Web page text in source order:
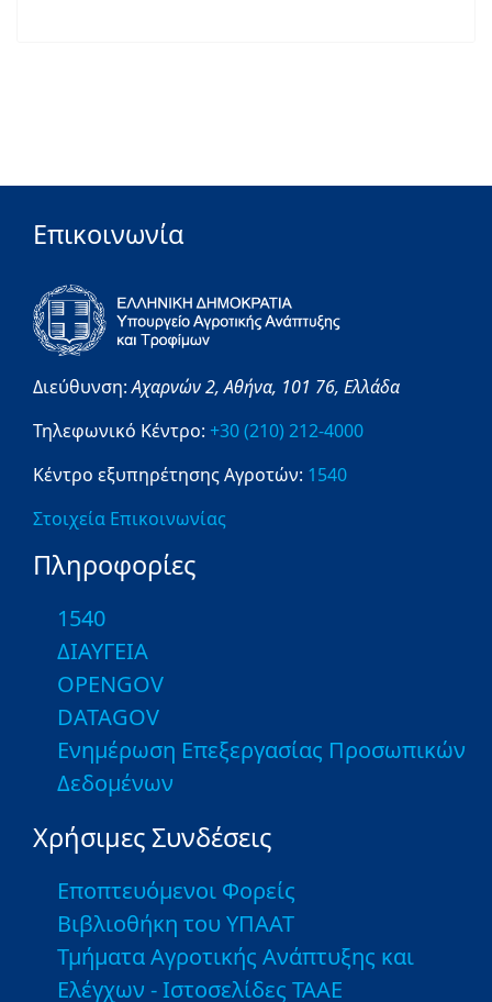
Επικοινωνία
Διεύθυνση:Αχαρνών 2,Αθήνα, 101 76, Ελλάδα
Τηλεφωνικό Κέντρο: +30 (210) 212-4000
Κέντρο εξυπηρέτησης Αγροτών: 1540
Στοιχεία Επικοινωνίας
Πληροφορίες
1540
ΔΙΑΥΓΕΙΑ
OPENGOV
DATAGOV
Ενημέρωση Επεξεργασίας Προσωπικών
Δεδομένων
Χρήσιμες Συνδέσεις
Εποπτευόμενοι Φορείς
Βιβλιοθήκη του ΥΠΑΑΤ
Τμήματα Αγροτικής Ανάπτυξης και
Ελέγχων - Ιστοσελίδες ΤΑΑΕ